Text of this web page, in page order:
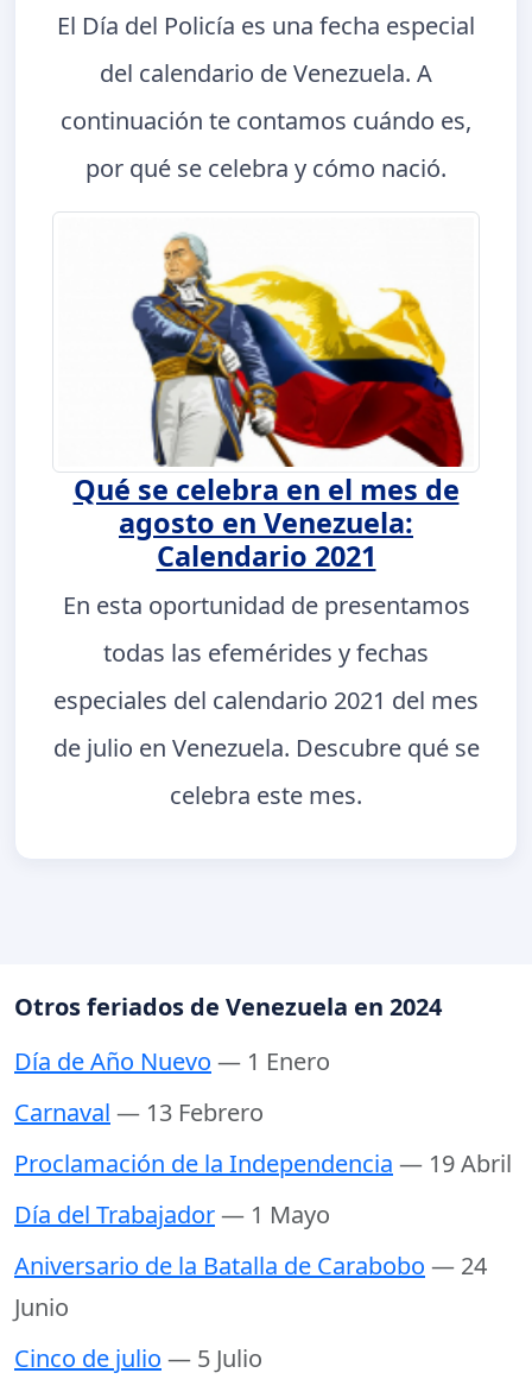
El Día del Policía es una fecha especial
del calendario de Venezuela. A
continuación te contamos cuándo es,
por qué se celebra y cómo nació.
Qué se celebra en el mes de
agosto en Venezuela:
Calendario 2021
En esta oportunidad de presentamos
todas las efemérides y fechas
especiales del calendario 2021 del mes
de julio en Venezuela. Descubre qué se
celebra este mes.
Otros feriados de Venezuela en 2024
Día de Año Nuevo — 1 Enero
Carnaval — 13 Febrero
Proclamación de la Independencia — 19 Abril
Día del Trabajador— 1 Mayo
Aniversario de la Batalla de Carabobo — 24
Junio
Cinco de julio — 5 Julio